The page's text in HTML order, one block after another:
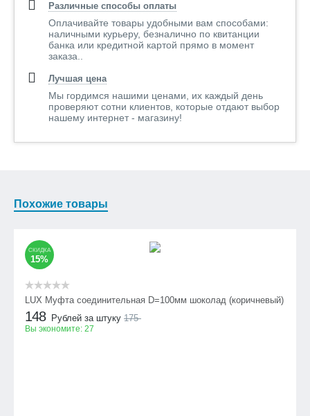
Различные способы оплаты
Оплачивайте товары удобными вам способами:
наличными курьеру, безналично по квитанции
банка или кредитной картой прямо в момент
заказа..
Лучшая цена
Мы гордимся нашими ценами, их каждый день
проверяют сотни клиентов, которые отдают выбор
нашему интернет - магазину!
Похожие товары
СКИДКА
15%
LUX Муфта соединительная D=100мм шоколад (коричневый)
148 Рублей за штуку 175
Вы экономите: 27